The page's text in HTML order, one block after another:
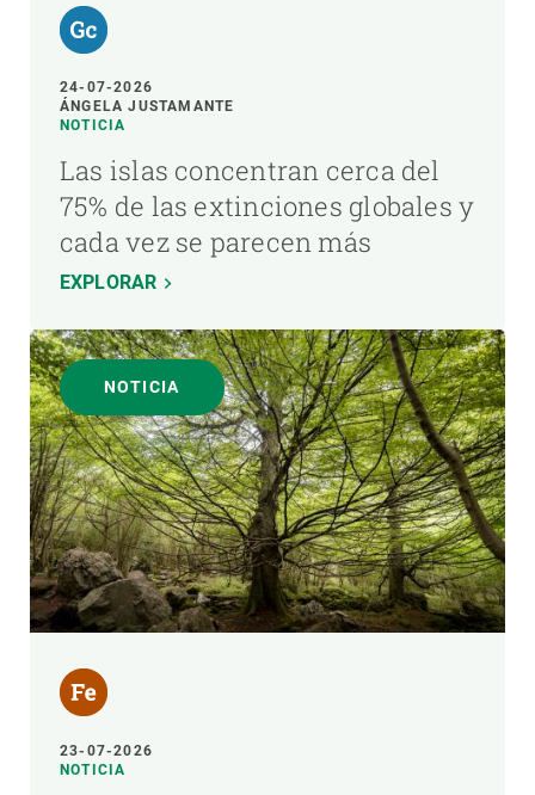
24-07-2026
ÁNGELA JUSTAMANTE
NOTICIA
Las islas concentran cerca del
75% de las extinciones globales y
cada vez se parecen más
EXPLORAR
NOTICIA
23-07-2026
NOTICIA